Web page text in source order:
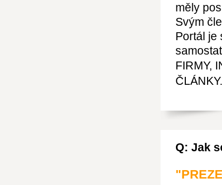
měly
Svým
Portál je
FIRMY,
Q: Jak